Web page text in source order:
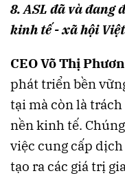
8. ASL đã và đang
kinh tế - xã hội
CEO Võ Thị
phát triển bền
tại mà còn là
nền kinh tế.
việc cung cấp
tạo ra các giá trị